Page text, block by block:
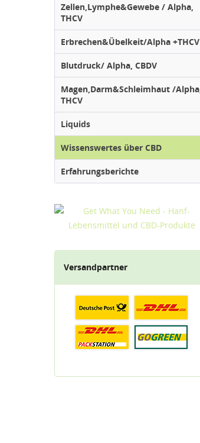
Zellen,Lymphe&Gewebe / Alpha,
THCV
Erbrechen&Übelkeit/Alpha +THCV
Blutdruck/ Alpha, CBDV
Magen,Darm&Schleimhaut /Alpha,
THCV
Liquids
Wissenswertes über CBD
Erfahrungsberichte
Versandpartner